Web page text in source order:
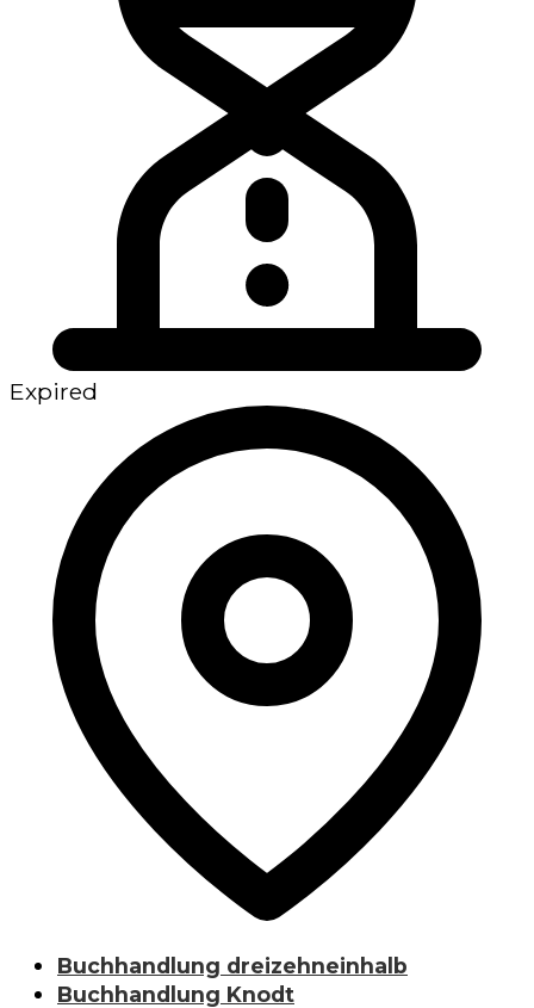
Expired
Buchhandlung dreizehneinhalb
Buchhandlung Knodt